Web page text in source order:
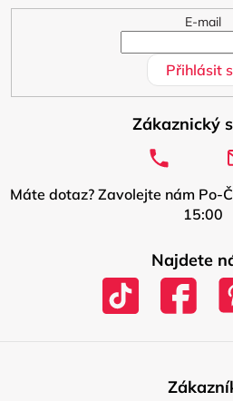
E-mail
Přihlásit
Zákaznický
Máte dotaz? Zavolejte nám Po-
15:00
Najdete